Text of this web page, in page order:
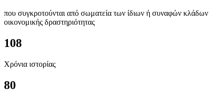
που συγκροτούνται από σωματεία των ίδιων ή συναφών κλάδων
οικονομικής δραστηριότητας
108
Χρόνια ιστορίας
80